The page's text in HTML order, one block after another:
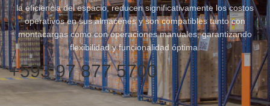
la eficiencia del espacio, reducen significativamente los costos
operativos en sus almacenes y son compatibles tanto con
montacargas como con operaciones manuales, garantizando
flexibilidad y funcionalidad óptima.
+593 97 877 5700